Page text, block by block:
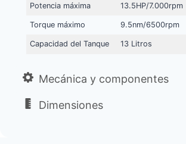
Potencia máxima 13.5HP/7.000rpm
Torque máximo 9.5nm/6500rpm
Capacidad del Tanque 13 Litros
Mecánica y componentes
Dimensiones